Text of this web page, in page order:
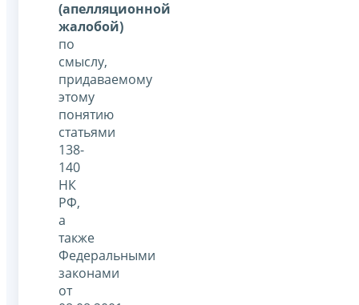
(апелляционной
жалобой)
по
смыслу,
придаваемому
этому
понятию
статьями
138-
140
НК
РФ,
а
также
Федеральными
законами
от